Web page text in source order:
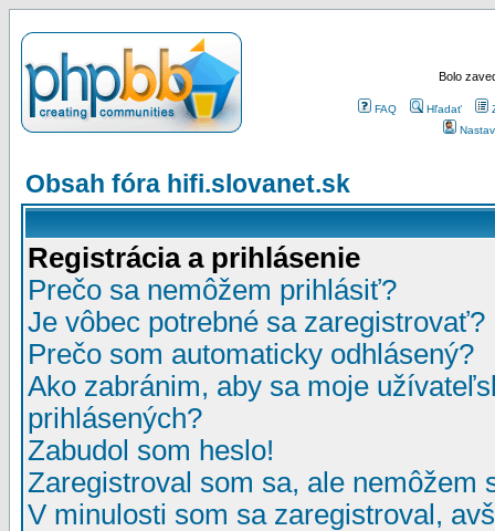
Bolo
FAQ Hľadať
Obsah fóra hifi.slovanet.sk
Registrácia a prihlásenie
Prečo sa nemôžem prihlásiť?
Je vôbec potrebné sa zaregistrovať?
Prečo som automaticky odhlásený?
Ako zabránim, aby sa moje
prihlásených?
Zabudol som heslo!
Zaregistroval som sa, ale nemôžem
V minulosti som sa zaregistroval,